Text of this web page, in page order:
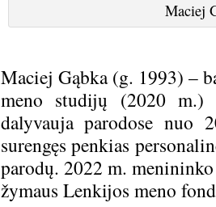
Maciej
Maciej Gąbka (g. 1993) –
meno studijų (2020 m.)
dalyvauja parodose
surengęs penkias
parodų. 2022 m.
žymaus Lenkijos meno